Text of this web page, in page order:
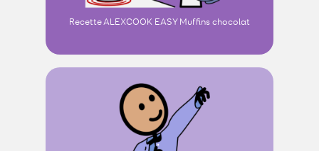
Recette ALEXCOOK EASY Muffins chocolat